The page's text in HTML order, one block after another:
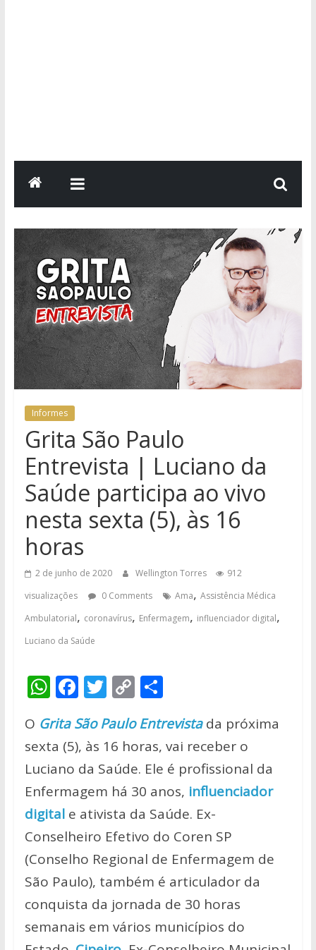
Informes
Grita São Paulo
Entrevista | Luciano da
Saúde participa ao vivo
nesta sexta (5), às 16
horas
2 de junho de 2020 Wellington Torres
912
visualizações
0 Comments Ama, Assistência Médica
Ambulatorial, coronavírus, Enfermagem, influenciador digital,
Luciano da Saúde
W
at
s
A
p
p
F
e
b
o
o
k
T
itt
er
C
p
y
Li
n
k
S
ar
e
O Grita São Paulo Entrevistada próxima
sexta (5), às 16 horas, vai receber o
Luciano da Saúde. Ele é profissional da
Enfermagem há 30 anos, influenciador
digitale ativista da Saúde. Ex-
Conselheiro Efetivo do Coren SP
(Conselho Regional de Enfermagem de
São Paulo), também é articulador da
conquista da jornada de 30 horas
semanais em vários municípios do